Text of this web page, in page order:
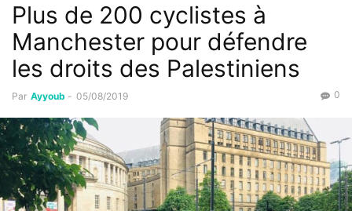
Plus de 200 cyclistes à
Manchester pour défendre
les droits des Palestiniens
Par Ayyoub - 05/08/2019 0